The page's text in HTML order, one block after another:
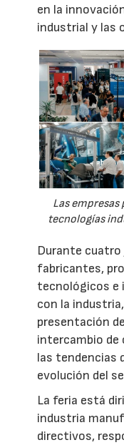
en la
industrial y las
Las
tecnologías
Durante cuatro
fabricantes,
tecnológicos e
con la
presentación
intercambio de
las tendencias
evolución del
La feria está
industria
directivos,